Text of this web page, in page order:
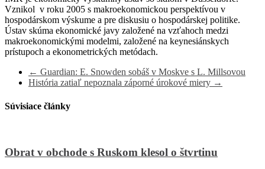
Vznikol v roku 2005 s makroekonomickou perspektívou v
hospodárskom výskume a pre diskusiu o hospodárskej politike.
Ústav skúma ekonomické javy založené na vzťahoch medzi
makroekonomickými modelmi, založené na keynesiánskych
prístupoch a ekonometrických metódach.
← Guardian: E. Snowden sobáš v Moskve s L. Millsovou
História zatiaľ nepoznala záporné úrokové miery →
Súvisiace články
Obrat v obchode s Ruskom klesol o štvrtinu